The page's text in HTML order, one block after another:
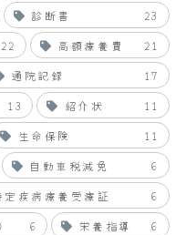
診断書
23
22 高額療養費
21
通院記録
17
13 紹介状
11
生命保険
11
自動車税減免
6
定疾病療養受療証
6
6 栄養指導
6